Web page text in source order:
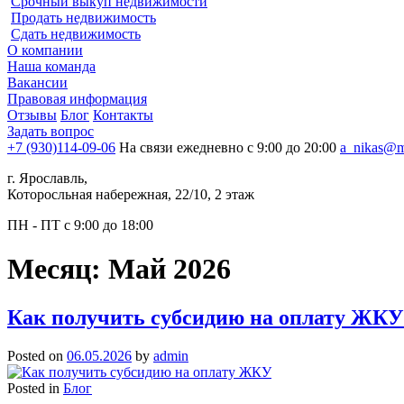
Продать недвижимость
Сдать недвижимость
О компании
Наша команда
Вакансии
Правовая информация
Отзывы Блог Контакты
Задать вопрос
+7 (930)114-09-06 На связи ежедневно с 9:00 до 20:00
г. Ярославль,
Которосльная набережная, 22/10, 2 этаж
ПН - ПТ с 9:00 до 18:00
Месяц: Май 2026
Как получить субсидию на оплату ЖКУ
Posted on 06.05.2026 by admin
Posted in Блог